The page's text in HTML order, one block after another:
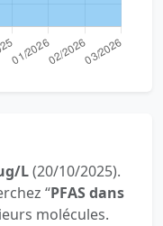
L(20/10/2025).
“PFAS dans
molécules.